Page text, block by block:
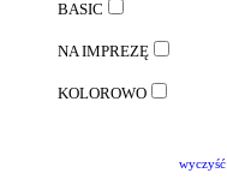
BASIC
NA IMPREZĘ
KOLOROWO
wyczyść